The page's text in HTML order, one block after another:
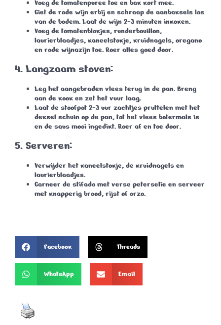
Voeg de tomatenpuree toe en bak kort mee.
Giet de rode wijn erbij en schraap de aanbaksels los
van de bodem. Laat de wijn 2-3 minuten inkoken.
Voeg de tomatenblokjes, runderbouillon,
laurierblaadjes, kaneelstokje, kruidnagels, oregano
en rode wijnazijn toe. Roer alles goed door.
4. Langzaam stoven:
Leg het aangebraden vlees terug in de pan. Breng
aan de kook en zet het vuur laag.
Laat de stoofpot 2-3 uur zachtjes pruttelen met het
deksel schuin op de pan, tot het vlees botermals is
en de saus mooi ingedikt. Roer af en toe door.
5. Serveren:
Verwijder het kaneelstokje, de kruidnagels en
laurierblaadjes.
Garneer de stifado met verse peterselie en serveer
met knapperig brood, rijst of orzo.
Facebook Threads
WhatsApp Email